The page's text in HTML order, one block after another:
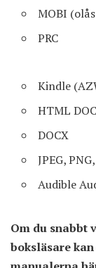
MOBI
PRC
Kindle
HTML DOC
DOCX
JPEG,
Audible
Om du snabbt
boksläsare